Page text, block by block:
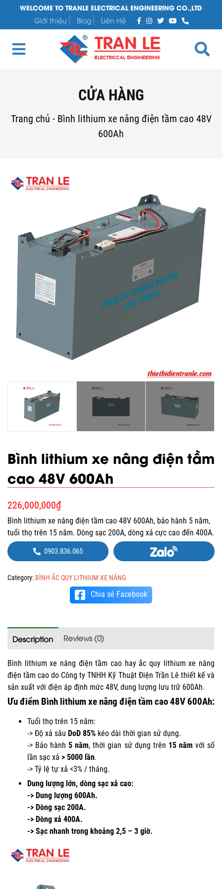
WELCOME TO TRANLE ELECTRICAL ENGINEERING CO.,LTD
Giới thiệu
Blog Liên Hệ
CỬA HÀNG
Trang chủ - Bình lithium xe nâng điện tầm cao 48V
600Ah
Bình lithium xe nâng điện tầm
cao 48V 600Ah
226,000,000₫
Bình lithium xe nâng điện tầm cao 48V 600Ah, bảo hành 5 năm,
tuổi thọ trên 15 năm. Dòng sạc 200A, dòng xả cực cao đến 400A.
0903.836.065
Category: BÌNH ẮC QUY LITHIUM XE NÂNG
Chia sẻ Facebook
Description Reviews (0)
Bình lithium xe nâng điện tầm cao hay ắc quy lithium xe nâng
điện tầm cao do Công ty TNHH Kỹ Thuật Điện Trần Lê thiết kế và
sản xuất với điện áp định mức 48V, dung lượng lưu trữ 600Ah.
Ưu điểm Bình lithium xe nâng điện tầm cao 48V 600Ah:
Tuổi thọ trên 15 năm:
-> Độ xả sâu DoD 85% kéo dài thời gian sử dụng.
-> Bảo hành5 năm, thời gian sử dụng trên 15 năm với số
lần sạc xả > 5000 lần.
-> Tỷ lệ tự xả <3% / tháng.
Dung lượng lớn, dòng sạc xả cao:
-> Dung lượng 600Ah.
-> Dòng sạc 200A.
-> Dòng xả 400A.
-> Sạc nhanh trong khoảng 2,5 – 3 giờ.